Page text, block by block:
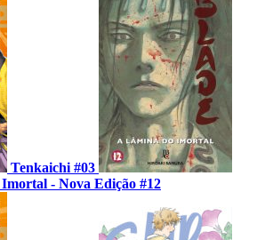
Tenkaichi #03
- Nova Edição #12